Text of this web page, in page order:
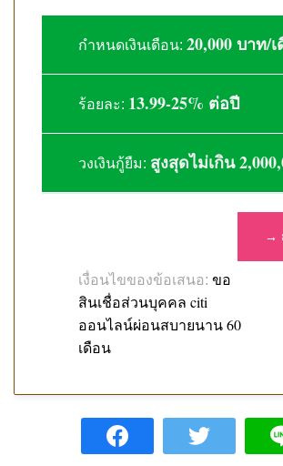
กำหนดเงินเดือน: 20,000 บาท/
ร้อยละ: 13.99-25% ต่อปี
วงเงินกู้ยืม: สูงสุดไม่เกิน
→
เงื่อนไขของข้อเสนอ: ขอ
สินเชื่อส่วนบุคคล citi
ออนไลน์ผ่อนสบายนาน 60
เดือน